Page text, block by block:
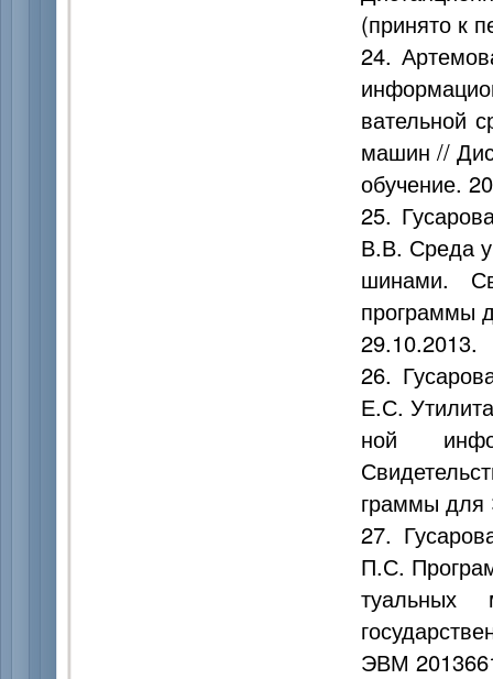
(принято к
24.
вательной
машин //
обучение.
25.
В.В. Среда
шинами.
программы
29.10.2013.
26.
Е.С.
ной
граммы для
27.
П.С.
туальных
ЭВМ